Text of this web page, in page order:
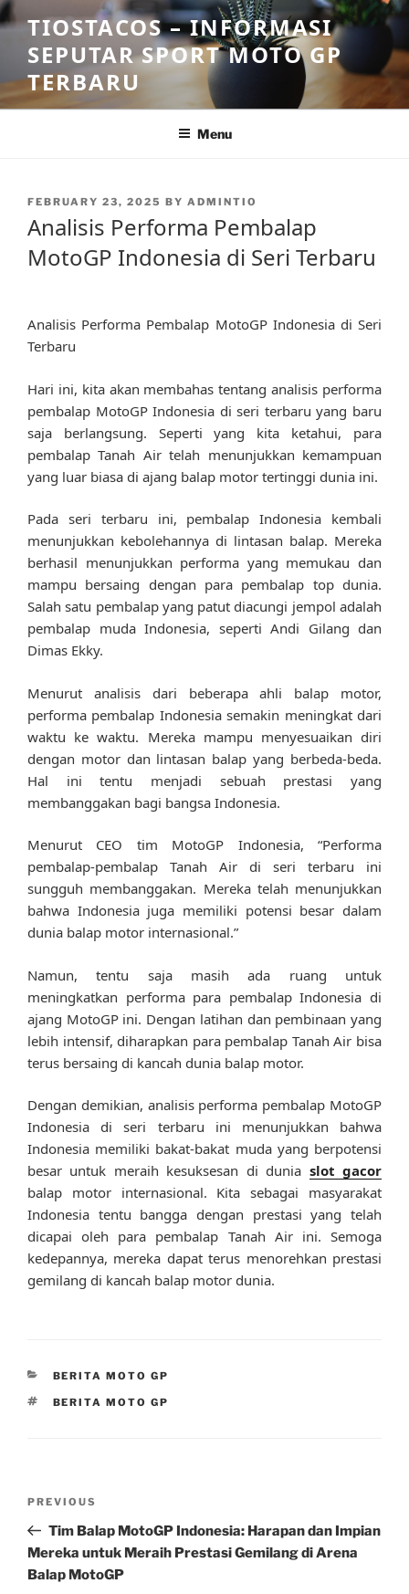
Skip
to
content
TIOSTACOS – INFORMASI
SEPUTAR SPORT MOTO GP
TERBARU
Menu
POSTED
FEBRUARY 23, 2025 BY ADMINTIO
Analisis Performa Pembalap
MotoGP Indonesia di Seri Terbaru
Analisis Performa Pembalap MotoGP Indonesia di Seri
Terbaru
Hari ini, kita akan membahas tentang analisis performa
pembalap MotoGP Indonesia di seri terbaru yang baru
saja berlangsung. Seperti yang kita ketahui, para
pembalap Tanah Air telah menunjukkan kemampuan
yang luar biasa di ajang balap motor tertinggi dunia ini.
Pada seri terbaru ini, pembalap Indonesia kembali
menunjukkan kebolehannya di lintasan balap. Mereka
berhasil menunjukkan performa yang memukau dan
mampu bersaing dengan para pembalap top dunia.
Salah satu pembalap yang patut diacungi jempol adalah
pembalap muda Indonesia, seperti Andi Gilang dan
Dimas Ekky.
Menurut analisis dari beberapa ahli balap motor,
performa pembalap Indonesia semakin meningkat dari
waktu ke waktu. Mereka mampu menyesuaikan diri
dengan motor dan lintasan balap yang berbeda-beda.
Hal ini tentu menjadi sebuah prestasi yang
membanggakan bagi bangsa Indonesia.
Menurut CEO tim MotoGP Indonesia, “Performa
pembalap-pembalap Tanah Air di seri terbaru ini
sungguh membanggakan. Mereka telah menunjukkan
bahwa Indonesia juga memiliki potensi besar dalam
dunia balap motor internasional.”
Namun, tentu saja masih ada ruang untuk
meningkatkan performa para pembalap Indonesia di
ajang MotoGP ini. Dengan latihan dan pembinaan yang
lebih intensif, diharapkan para pembalap Tanah Air bisa
terus bersaing di kancah dunia balap motor.
Dengan demikian, analisis performa pembalap MotoGP
Indonesia di seri terbaru ini menunjukkan bahwa
Indonesia memiliki bakat-bakat muda yang berpotensi
besar untuk meraih kesuksesan di dunia slot gacor
balap motor internasional. Kita sebagai masyarakat
Indonesia tentu bangga dengan prestasi yang telah
dicapai oleh para pembalap Tanah Air ini. Semoga
kedepannya, mereka dapat terus menorehkan prestasi
gemilang di kancah balap motor dunia.
CATEGORIES
BERITA MOTO GP
TAGS
BERITA MOTO GP
Previous
Post
PREVIOUS
Tim Balap MotoGP Indonesia: Harapan dan Impian
Mereka untuk Meraih Prestasi Gemilang di Arena
Balap MotoGP